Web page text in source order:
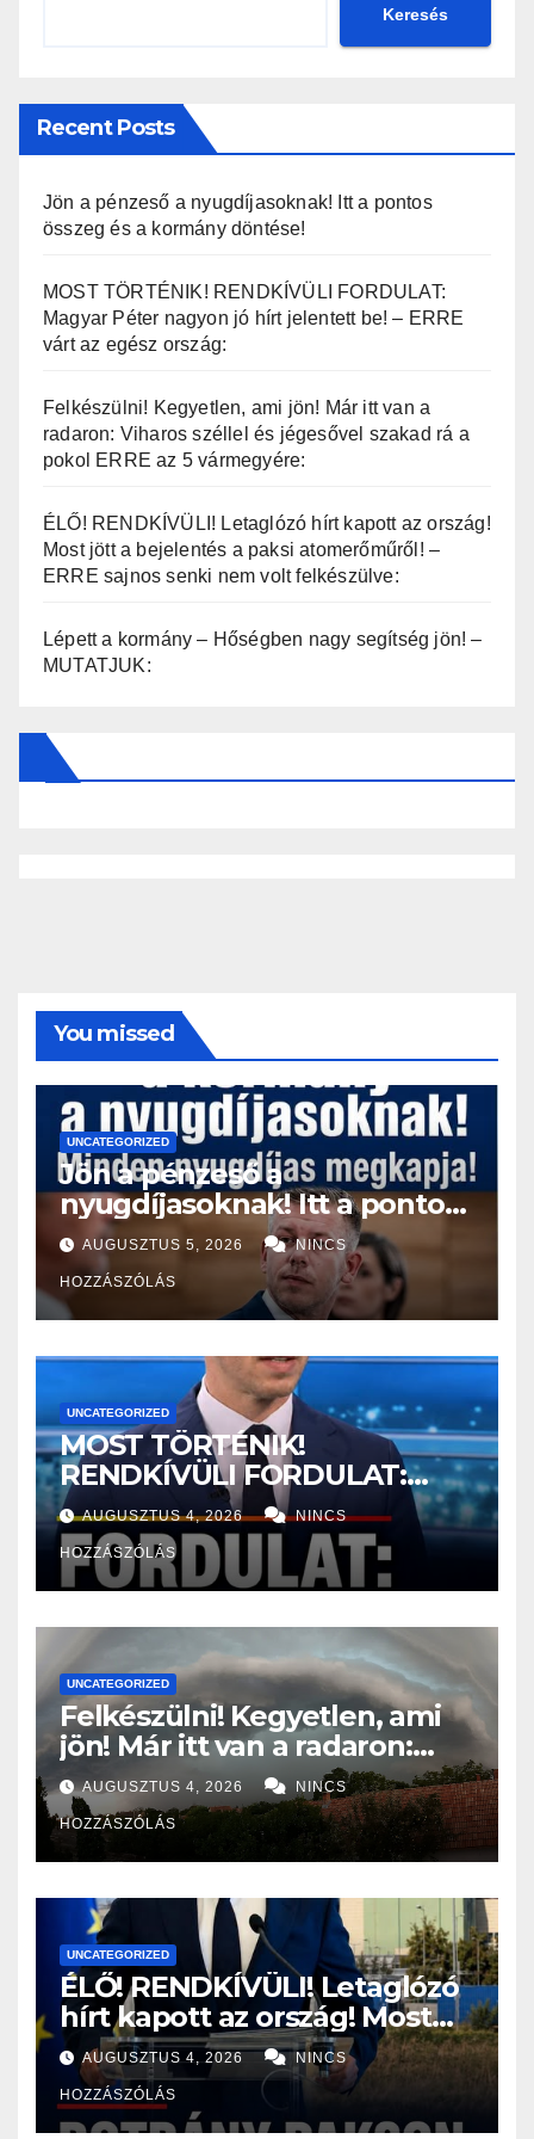
Keresés
Recent Posts
Jön a pénzeső a nyugdíjasoknak! Itt a pontos
összeg és a kormány döntése!
MOST TÖRTÉNIK! RENDKÍVÜLI FORDULAT:
Magyar Péter nagyon jó hírt jelentett be! – ERRE
várt az egész ország:
Felkészülni! Kegyetlen, ami jön! Már itt van a
radaron: Viharos széllel és jégesővel szakad rá a
pokol ERRE az 5 vármegyére:
ÉLŐ! RENDKÍVÜLI! Letaglózó hírt kapott az ország!
Most jött a bejelentés a paksi atomerőműről! –
ERRE sajnos senki nem volt felkészülve:
Lépett a kormány – Hőségben nagy segítség jön! –
MUTATJUK:
You missed
UNCATEGORIZED
Jön a pénzeső a
nyugdíjasoknak! Itt a pontos
összeg és a kormány
döntése!
AUGUSZTUS 5, 2026 NINCS
HOZZÁSZÓLÁS
UNCATEGORIZED
MOST TÖRTÉNIK!
RENDKÍVÜLI FORDULAT:
Magyar Péter nagyon jó hírt
jelentett be! – ERRE várt az
egész ország:
AUGUSZTUS 4, 2026 NINCS
HOZZÁSZÓLÁS
UNCATEGORIZED
Felkészülni! Kegyetlen, ami
jön! Már itt van a radaron:
Viharos széllel és jégesővel
szakad rá a pokol ERRE az 5
vármegyére:
AUGUSZTUS 4, 2026 NINCS
HOZZÁSZÓLÁS
UNCATEGORIZED
ÉLŐ! RENDKÍVÜLI! Letaglózó
hírt kapott az ország! Most
jött a bejelentés a paksi
atomerőműről! – ERRE sajnos
senki nem volt felkészülve:
AUGUSZTUS 4, 2026 NINCS
HOZZÁSZÓLÁS